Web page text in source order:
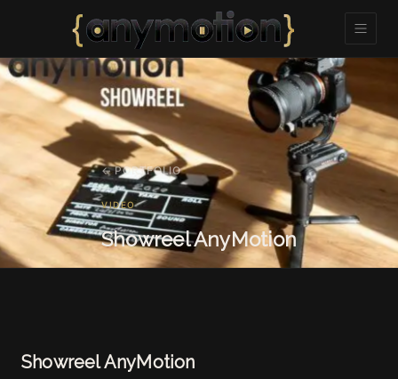
← PORTFOLIO
VIDEO
Showreel AnyMotion
Showreel AnyMotion